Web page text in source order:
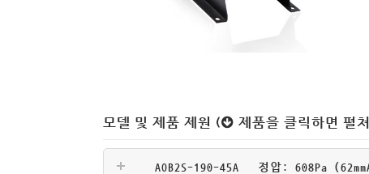
모델 및 제품 제원 ( 제품을 클릭하면 펼
AOB2S-190-45A 정압: 608Pa